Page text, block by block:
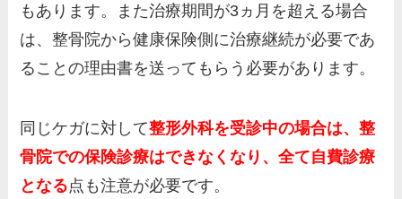
もあります。また治療期間が3ヵ月を超える場合
は、整骨院から健康保険側に治療継続が必要であ
ることの理由書を送ってもらう必要があります。
同じケガに対して整形外科を受診中の場合は、整
骨院での保険診療はできなくなり、全て自費診療
となる点も注意が必要です。